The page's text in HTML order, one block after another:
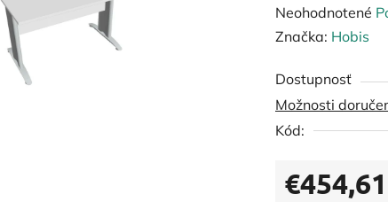
Priemerné
hodnotenie
je
0,0
z
hviezdičiek.
Neohodnotené
Značka: Hobis
Dostupnosť
Možnosti
Kód:
€454,61